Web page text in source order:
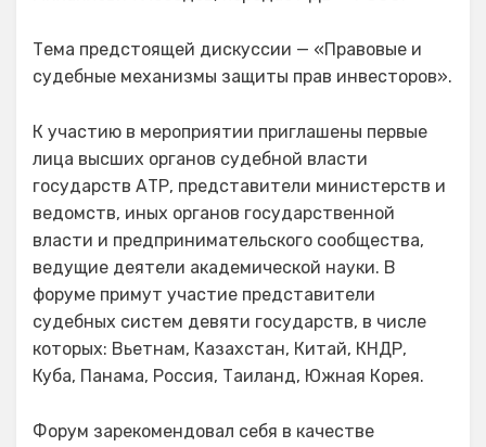
Тема предстоящей дискуссии — «Правовые и
судебные механизмы защиты прав инвесторов».
К участию в мероприятии приглашены первые
лица высших органов судебной власти
государств АТР, представители министерств и
ведомств, иных органов государственной
власти и предпринимательского сообщества,
ведущие деятели академической науки. В
форуме примут участие представители
судебных систем девяти государств, в числе
которых: Вьетнам, Казахстан, Китай, КНДР,
Куба, Панама, Россия, Таиланд, Южная Корея.
Форум зарекомендовал себя в качестве